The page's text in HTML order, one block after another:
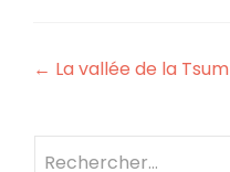
Navigation
articles
← La vallée de la Tsum